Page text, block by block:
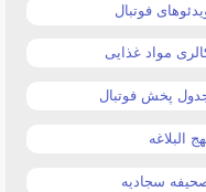
فوتبال
مواد غذایی
پخش فوتبال
البلاغه
سجادیه